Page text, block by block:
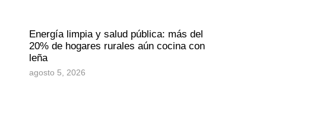
Energía limpia y salud pública: más del
20% de hogares rurales aún cocina con
leña
agosto 5, 2026